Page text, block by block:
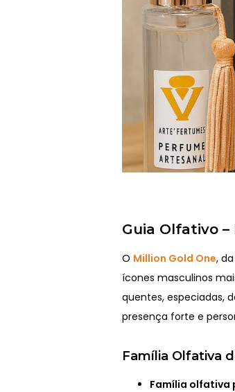
Guia Olfativo –
O Million Gold One, da
ícones masculinos
quentes, especiadas,
presença forte e
Família Olfativa
Família olfativa